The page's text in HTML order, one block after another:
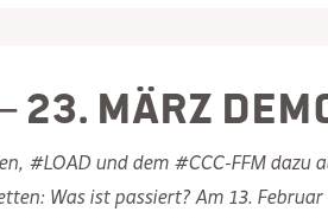
März
#LOAD und dem #CCC-FFM dazu
Was ist passiert? Am 13.